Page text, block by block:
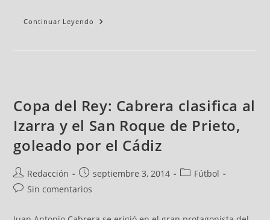
Continuar Leyendo
Copa del Rey: Cabrera clasifica al
Izarra y el San Roque de Prieto,
goleado por el Cádiz
Redacción septiembre 3, 2014
Fútbol
Sin comentarios